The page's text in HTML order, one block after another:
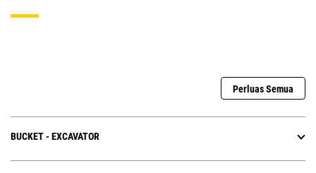
Perluas Semua
BUCKET - EXCAVATOR